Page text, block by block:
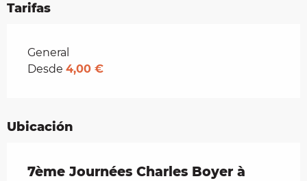
Tarifas
Tarifas 2026
General
Desde 4,00 €
Ubicación
7ème Journées Charles Boyer à